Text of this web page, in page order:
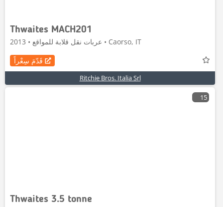
Thwaites MACH201
عربات نقل قلابة للمواقع • 2013 • Caorso, IT
قَدّمَ سِعْراً
Ritchie Bros. Italia Srl
15
Thwaites 3.5 tonne